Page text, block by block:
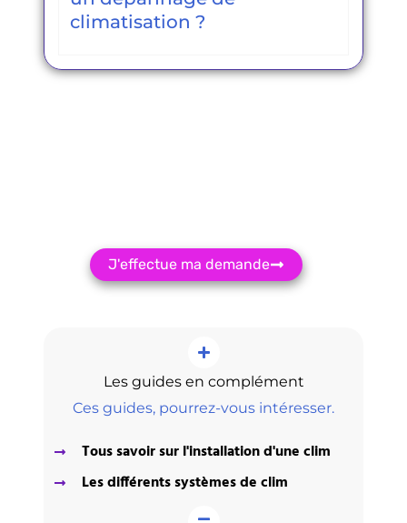
climatisation ?
J'effectue ma demande
Les guides en complément
Ces guides, pourrez-vous intéresser.
Tous savoir sur l'installation d'une clim
Les différents systèmes de clim